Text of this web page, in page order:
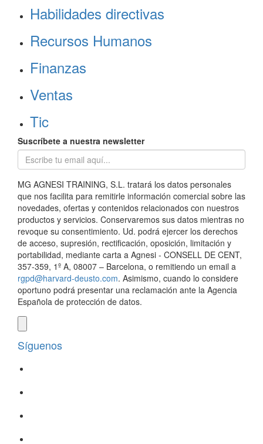
Habilidades directivas
Recursos Humanos
Finanzas
Ventas
Tic
Suscríbete a nuestra newsletter
MG AGNESI TRAINING, S.L. tratará los datos personales
que nos facilita para remitirle información comercial sobre las
novedades, ofertas y contenidos relacionados con nuestros
productos y servicios. Conservaremos sus datos mientras no
revoque su consentimiento. Ud. podrá ejercer los derechos
de acceso, supresión, rectificación, oposición, limitación y
portabilidad, mediante carta a Agnesi - CONSELL DE CENT,
357-359, 1º A, 08007 – Barcelona, o remitiendo un email a
rgpd@harvard-deusto.com. Asimismo, cuando lo considere
oportuno podrá presentar una reclamación ante la Agencia
Española de protección de datos.
Síguenos